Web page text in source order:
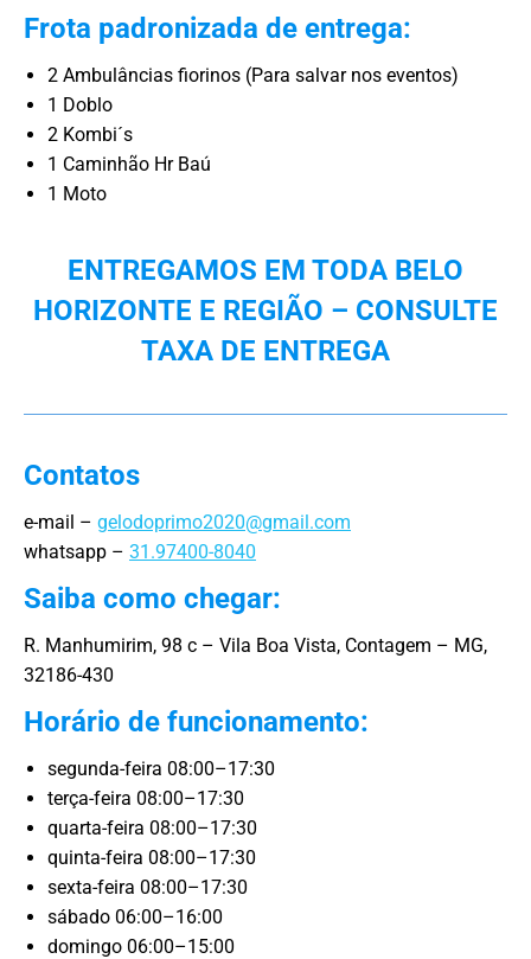
Frota padronizada de entrega:
2 Ambulâncias fiorinos (Para salvar nos eventos)
1 Doblo
2 Kombi´s
1 Caminhão Hr Baú
1 Moto
ENTREGAMOS EM TODA BELO
HORIZONTE E REGIÃO – CONSULTE
TAXA DE ENTREGA
Contatos
e-mail – gelodoprimo2020@gmail.com
whatsapp – 31.97400-8040
Saiba como chegar:
R. Manhumirim, 98 c – Vila Boa Vista, Contagem – MG,
32186-430
Horário de funcionamento:
segunda-feira 08:00–17:30
terça-feira 08:00–17:30
quarta-feira 08:00–17:30
quinta-feira 08:00–17:30
sexta-feira 08:00–17:30
sábado 06:00–16:00
domingo 06:00–15:00